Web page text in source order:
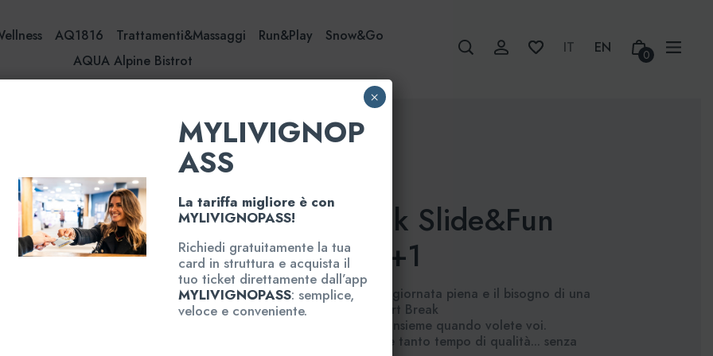
AQ1816 Trattamenti&Massaggi Run&Play
Snow&Go
AQUA Alpine Bistrot
0
Short Break Slide&Fun
Famiglia 2+1
Una famiglia di tre, una giornata piena e il bisogno di una
pausa rinfrescante? Short Break
vi dà 2,5 ore da vivere insieme quando volete voi.
Scivoli, giochi d’acqua e tanto tempo di qualità... senza
MYLIVIGNOP
ASS
La tariffa migliore è con
MYLIVIGNOPASS!
Richiedi gratuitamente la tua
card in struttura e acquista il
tuo ticket direttamente dall’app
MYLIVIGNOPASS: semplice,
veloce e conveniente.
×